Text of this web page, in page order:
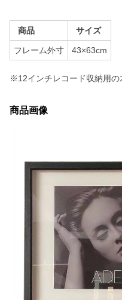
商品 サイズ
フレーム外寸 43×63cm
※12インチレコード収納用の
商品画像